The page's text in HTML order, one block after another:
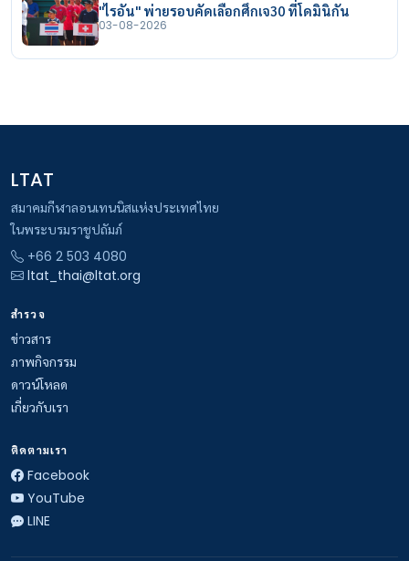
"ไรอัน" พ่ายรอบคัดเลือกศึกเจ30 ที่โดมินิกัน
03-08-2026
LTAT
สมาคมกีฬาลอนเทนนิสแห่งประเทศไทย
ในพระบรมราชูปถัมภ์
+66 2 503 4080
ltat_thai@ltat.org
สำรวจ
ข่าวสาร
ภาพกิจกรรม
ดาวน์โหลด
เกี่ยวกับเรา
ติดตามเรา
Facebook
YouTube
LINE